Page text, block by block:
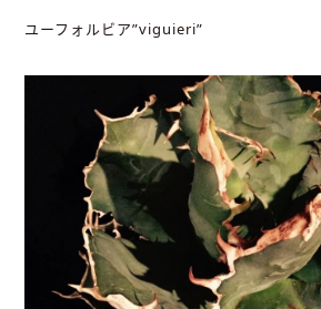
ユーフォルビア”viguieri”